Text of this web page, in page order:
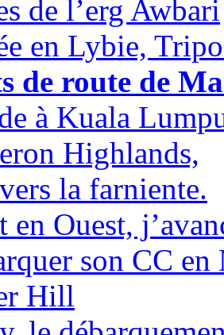
de l’erg Awbari
en Lybie,
de route de
à Kuala
Highlands,
la farniente.
en Ouest,
son CC en
Hill